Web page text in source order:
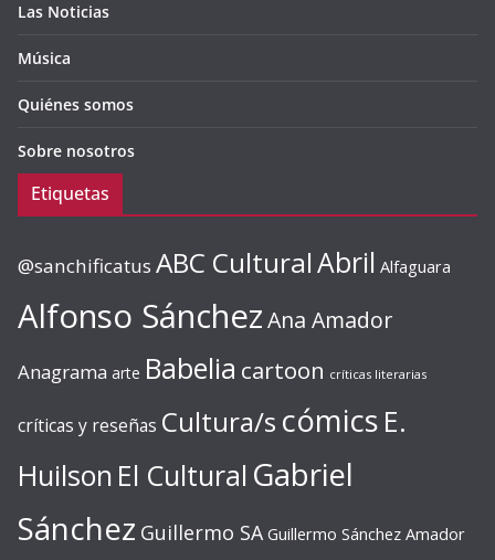
Las Noticias
Música
Quiénes somos
Sobre nosotros
Etiquetas
@sanchificatus ABC CulturalAbril Alfaguara
Alfonso SánchezAna Amador
Anagrama arte Babelia cartoon críticas literarias
críticas y reseñas Cultura/s cómics E.
Huilson El Cultural Gabriel
Sánchez Guillermo SA Guillermo Sánchez Amador